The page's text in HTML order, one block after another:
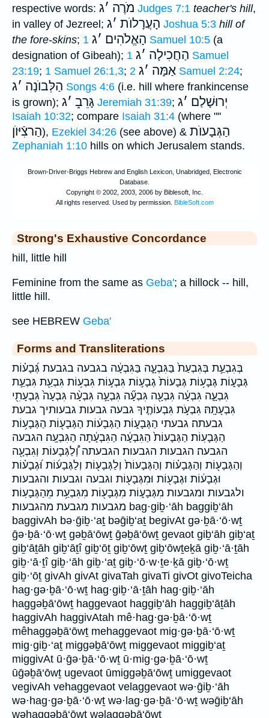
respective words:
מֹרֶה ׳ג Judges 7:1 teacher's hill,
in valley of Jezreel;
הָעֲרָלוֺת ׳ג Joshua 5:3 hill of
the fore-skins; הָאֱלֹהִים ׳ג 1 Samuel 10:5 (a
designation of Gibeah);
הַחֲכִילָה ׳ג 1 Samuel
23:19; 1 Samuel 26:1,3; אַמָּה ׳ג 2 Samuel 2:24;
הַלְּבוֺנָה ׳ג Songs 4:6 (i.e. hill where frankincense
is grown);
גָּרֵב֑ ׳ג Jeremiah 31:39; יְרוּשָׁלַם ׳ג
Isaiah 10:32; compare Isaiah 31:4 (where ""
הַרצִֿיּוֺן), Ezekiel 34:26 (see above) & הַגְּבָעוֺת
Zephaniah 1:10 hills on which Jerusalem stands.
Strong's Exhaustive Concordance
hill, little hill
Feminine from the same as Geba'; a hillock -- hill,
little hill.
see HEBREW Geba'
Forms and Transliterations
בְּגִבְעַ֣ת בְּגִבְעַת֙ בַּגִּבְעָ֑ה בַּגִּבְעָ֔ה בגבעה בגבעת גְּ֝בָע֗וֹת
גְּבָע֑וֹת גְּבָע֥וֹת גְּבָעוֹת֙ גְבָע֣וֹת גִּבְע֣וֹת גִּבְע֥וֹת גִּבְעַ֖ת גִּבְעַ֣ת
גִּבְעָ֑ה גִּבְעָ֔ה גִּבְעָ֖ה גִּבְעָ֞ה גִּבְעָ֣ה גִּבְעָ֨ה גִּבְעָה֙ גִּבְעָתִ֖י
גִּבְעָתָֽהּ׃ גִּבְעֹ֣ת גִּבְעוֹתֶ֤יךָ גבעה גבעות גבעותיך גבעת
גבעתה׃ גבעתי הַגְּבָע֑וֹת הַגְּבָע֔וֹת הַגְּבָע֖וֹת הַגְּבָע֥וֹת
הַגְּבָעֽוֹת׃ הַגְּבָעוֹת֙ הַגִּבְעָ֔ה הַגִּבְעָ֔תָה הַגִּבְעָֽה׃ הגבעה
הגבעה׃ הגבעות הגבעות׃ הגבעתה וְ֠לַגְּבָעוֹת וְגִבְעָ֖ה
וְהַגְּבָע֖וֹת וְהַגְּבָע֗וֹת וְהַגְּבָעוֹת֙ וְלַגְּבָע֖וֹת וְלַגְּבָע֜וֹת וּ֝גְבָע֗וֹת
וּגְבָע֔וֹת וּגְבָע֖וֹת וּמִגְּבָע֖וֹת וגבעה וגבעות והגבעות
ולגבעות ומגבעות מִגְּבָע֑וֹת מִגְּבָע֖וֹת מִגִּבְעַ֥ת מֵהַגְּבָעֽוֹת׃
מגבעות מגבעת מהגבעות׃ bag·giḇ·‘āh baggiḇ‘āh
baggivAh bə·ḡiḇ·‘aṯ bəḡiḇ‘aṯ begivAt gə·ḇā·‘ō·wṯ
ḡə·ḇā·‘ō·wṯ gəḇā‘ōwṯ ḡəḇā‘ōwṯ gevaot giḇ‘āh giḇ‘aṯ
giḇ‘āṯāh giḇ‘āṯî giḇ‘ōṯ giḇ‘ōwṯ giḇ‘ōwṯeḵā giḇ·‘ā·ṯāh
giḇ·‘ā·ṯî giḇ·‘āh giḇ·‘aṯ giḇ·‘ō·w·ṯe·ḵā giḇ·‘ō·wṯ
giḇ·‘ōṯ givAh givAt givaTah givaTi givOt givoTeicha
hag·gə·ḇā·‘ō·wṯ hag·giḇ·‘ā·ṯāh hag·giḇ·‘āh
haggəḇā‘ōwṯ haggevaot haggiḇ‘āh haggiḇ‘āṯāh
haggivAh haggivAtah mê·hag·gə·ḇā·‘ō·wṯ
mêhaggəḇā‘ōwṯ mehaggevaot mig·gə·ḇā·‘ō·wṯ
mig·giḇ·‘aṯ miggəḇā‘ōwṯ miggevaot miggiḇ‘aṯ
miggivAt ū·ḡə·ḇā·‘ō·wṯ ū·mig·gə·ḇā·‘ō·wṯ
ūḡəḇā‘ōwṯ ugevaot ūmiggəḇā‘ōwṯ umiggevaot
vegivAh vehaggevaot velaggevaot wə·ḡiḇ·‘āh
wə·hag·gə·ḇā·‘ō·wṯ wə·lag·gə·ḇā·‘ō·wṯ wəḡiḇ‘āh
wəhaggəḇā‘ōwṯ wəlaggəḇā‘ōwṯ